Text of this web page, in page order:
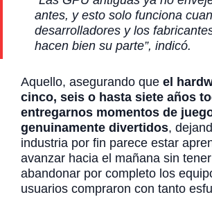
antes, y esto solo funciona
desarrolladores y los
hacen bien su parte”, indicó.
Aquello, asegurando que el
cinco, seis o hasta siete años
entregarnos momentos de
genuinamente divertidos,
industria por fin parece estar
avanzar hacia el mañana sin
abandonar por completo los
usuarios compraron con tanto